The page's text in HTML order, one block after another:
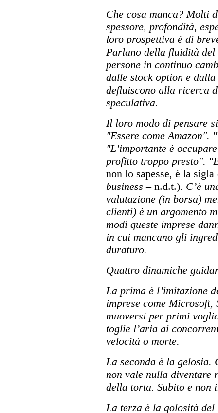
Che cosa manca? Molti
spessore, profondità,
loro prospettiva è di
Parlano della fluidità del
persone in continuo
dalle stock option e
defluiscono alla ricerca
speculativa.
Il loro modo di pensare
"Essere come
"L’importante è
profitto troppo presto".
non lo sapesse, è la
business – n.d.t.). C’è
valutazione (in borsa)
clienti) è un argomento
modi queste imprese
in cui mancano gli
duraturo.
Quattro dinamiche
La prima è l’imitazione
imprese come Microsoft,
muoversi per primi
toglie l’aria ai
velocità o morte.
La seconda è la gelosia.
non vale nulla diventare
della torta. Subito e non
La terza è la golosità